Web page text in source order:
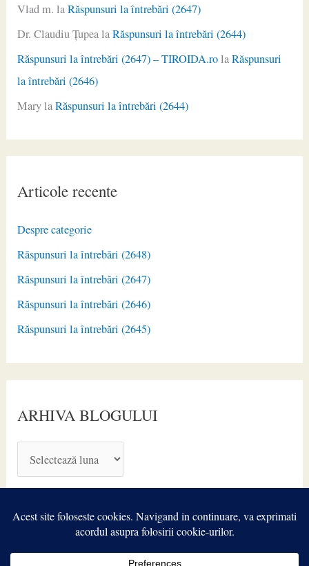
Vlad m. laRăspunsuri la întrebări (2647)
Dr. Claudiu ŢupealaRăspunsuri la întrebări (2644)
Răspunsuri la întrebări (2647) – TIROIDA.rolaRăspunsuri
la întrebări (2646)
MarylaRăspunsuri la întrebări (2644)
Articole recente
Despre categorie
Răspunsuri la întrebări (2648)
Răspunsuri la întrebări (2647)
Răspunsuri la întrebări (2646)
Răspunsuri la întrebări (2645)
ARHIVA BLOGULUI
R
I